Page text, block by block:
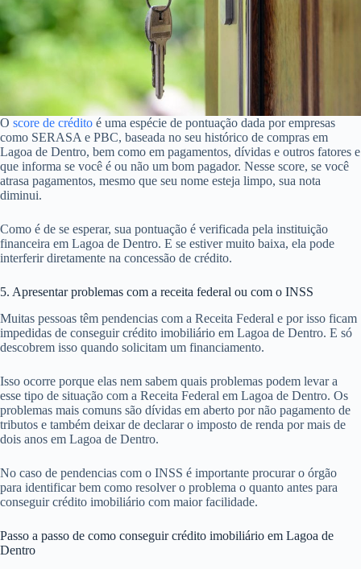
O score de crédito é uma espécie de pontuação dada por empresas
como SERASA e PBC, baseada no seu histórico de compras em
Lagoa de Dentro, bem como em pagamentos, dívidas e outros fatores e
que informa se você é ou não um bom pagador. Nesse score, se você
atrasa pagamentos, mesmo que seu nome esteja limpo, sua nota
diminui.
Como é de se esperar, sua pontuação é verificada pela instituição
financeira em Lagoa de Dentro. E se estiver muito baixa, ela pode
interferir diretamente na concessão de crédito.
5. Apresentar problemas com a receita federal ou com o INSS
Muitas pessoas têm pendencias com a Receita Federal e por isso ficam
impedidas de conseguir crédito imobiliário em Lagoa de Dentro. E só
descobrem isso quando solicitam um financiamento.
Isso ocorre porque elas nem sabem quais problemas podem levar a
esse tipo de situação com a Receita Federal em Lagoa de Dentro. Os
problemas mais comuns são dívidas em aberto por não pagamento de
tributos e também deixar de declarar o imposto de renda por mais de
dois anos em Lagoa de Dentro.
No caso de pendencias com o INSS é importante procurar o órgão
para identificar bem como resolver o problema o quanto antes para
conseguir crédito imobiliário com maior facilidade.
Passo a passo de como conseguir crédito imobiliário em Lagoa de
Dentro